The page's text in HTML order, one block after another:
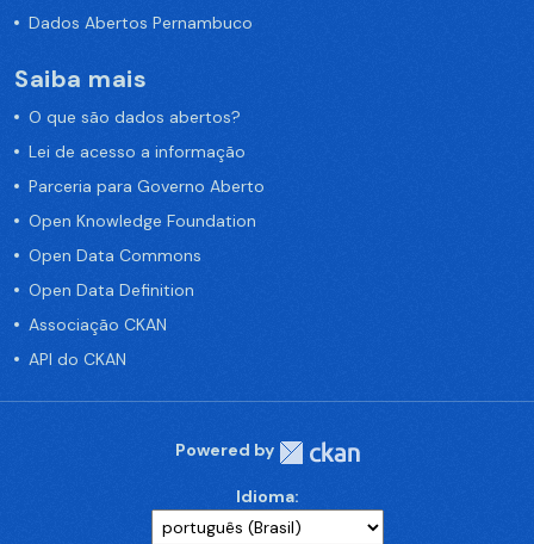
Dados Abertos Pernambuco
Saiba mais
O que são dados abertos?
Lei de acesso a informação
Parceria para Governo Aberto
Open Knowledge Foundation
Open Data Commons
Open Data Definition
Associação CKAN
API do CKAN
Powered by
Idioma